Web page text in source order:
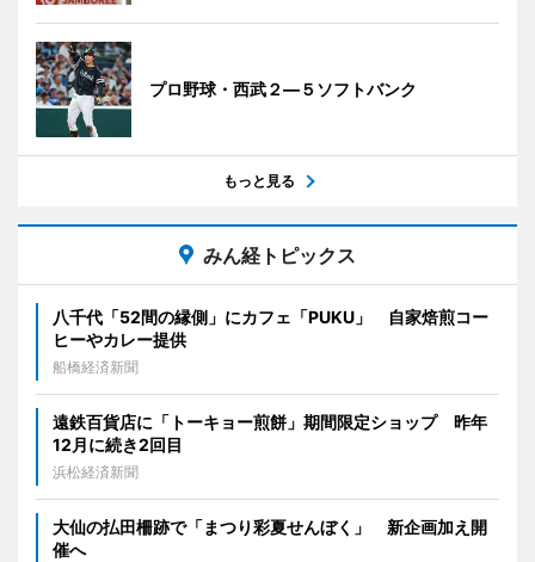
プロ野球・西武２―５ソフトバンク
もっと見る
みん経トピックス
八千代「52間の縁側」にカフェ「PUKU」 自家焙煎コー
ヒーやカレー提供
船橋経済新聞
遠鉄百貨店に「トーキョー煎餅」期間限定ショップ 昨年
12月に続き2回目
浜松経済新聞
大仙の払田柵跡で「まつり彩夏せんぼく」 新企画加え開
催へ